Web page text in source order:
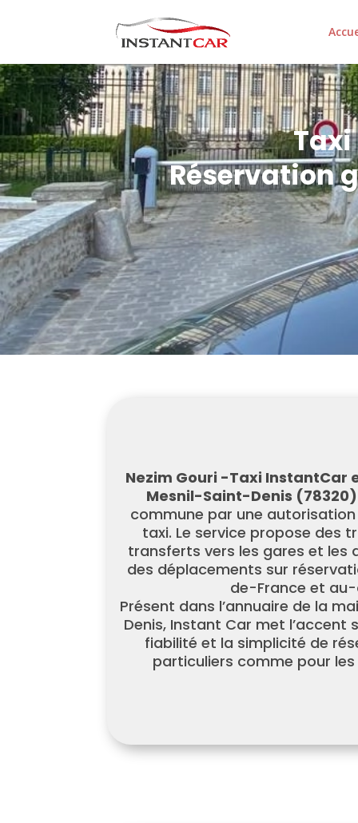
Réservation
Nezim Gouri -Taxi InstantCar
Mesnil-Saint-Denis (78320)
commune par une
taxi. Le service propose des
transferts vers les gares et les
des déplacements sur
de-France et
Présent dans l’annuaire de la
Denis, Instant Car met l’accent
fiabilité et la simplicité de
particuliers comme pour